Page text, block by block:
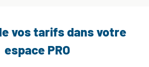
vos tarifs dans votre
espace PRO